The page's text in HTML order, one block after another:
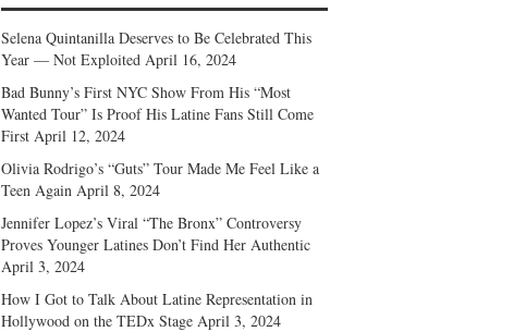
Selena Quintanilla Deserves to Be Celebrated This
Year — Not Exploited April 16, 2024
Bad Bunny’s First NYC Show From His “Most
Wanted Tour” Is Proof His Latine Fans Still Come
First April 12, 2024
Olivia Rodrigo’s “Guts” Tour Made Me Feel Like a
Teen Again April 8, 2024
Jennifer Lopez’s Viral “The Bronx” Controversy
Proves Younger Latines Don’t Find Her Authentic
April 3, 2024
How I Got to Talk About Latine Representation in
Hollywood on the TEDx Stage April 3, 2024